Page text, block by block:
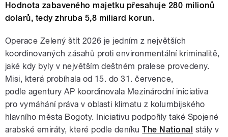
Hodnota zabaveného majetku přesahuje 280 milionů
dolarů, tedy zhruba 5,8 miliard korun.
Operace Zelený štít 2026 je jedním z největších
koordinovaných zásahů proti environmentální kriminalitě,
jaké kdy byly v největším deštném pralese provedeny.
Misi, která probíhala od 15. do 31. července,
podle agentury AP koordinovala Mezinárodní iniciativa
pro vymáhání práva v oblasti klimatu z kolumbijského
hlavního města Bogoty. Iniciativu podpořily také Spojené
arabské emiráty, které podle deníkuThe National stály v